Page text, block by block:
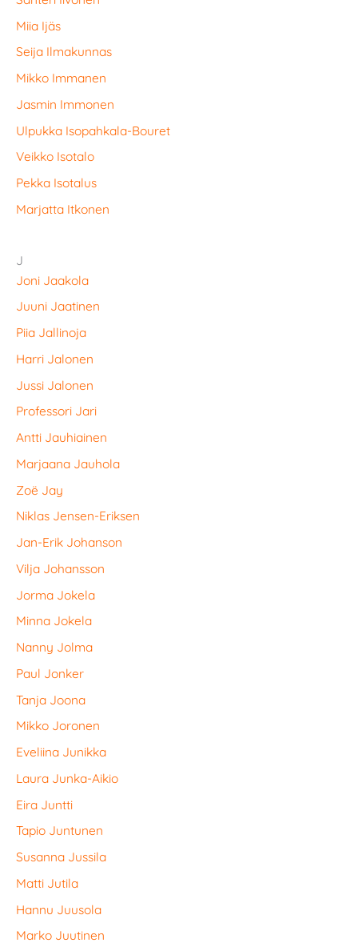
Miia Ijäs
Seija Ilmakunnas
Mikko Immanen
Jasmin Immonen
Ulpukka Isopahkala-Bouret
Veikko Isotalo
Pekka Isotalus
Marjatta Itkonen
J
Joni Jaakola
Juuni Jaatinen
Piia Jallinoja
Harri Jalonen
Jussi Jalonen
Professori Jari
Antti Jauhiainen
Marjaana Jauhola
Zoë Jay
Niklas Jensen-Eriksen
Jan-Erik Johanson
Vilja Johansson
Jorma Jokela
Minna Jokela
Nanny Jolma
Paul Jonker
Tanja Joona
Mikko Joronen
Eveliina Junikka
Laura Junka-Aikio
Eira Juntti
Tapio Juntunen
Susanna Jussila
Matti Jutila
Hannu Juusola
Marko Juutinen